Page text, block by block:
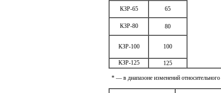
КЗР-65
65
КЗР-80 80
КЗР-100 100
КЗР-125 125
* — в диапазоне изменений